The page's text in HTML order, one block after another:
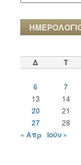
ΧΡΟΝΙΚΩΝ
Δ Τ
6 7
13 14
20 21
27 28
« Απρ Ιούν »